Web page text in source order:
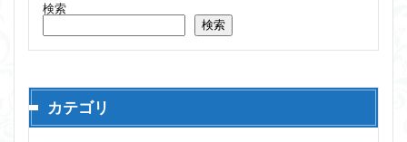
検索
検索
カテゴリ